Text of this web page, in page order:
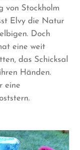
von Stockholm
Elvy die Natur
Doch
eine weit
das Schicksal
Händen.
eine